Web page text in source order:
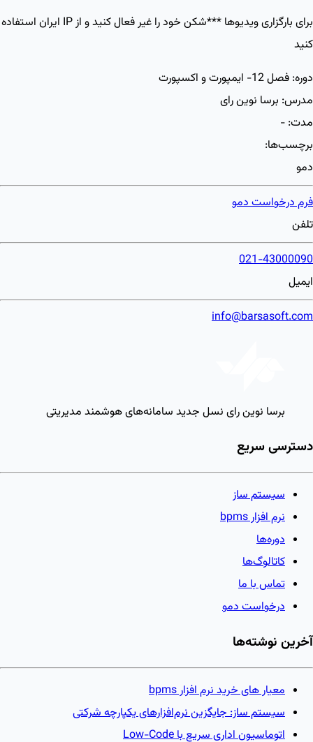
برای بارگزاری ویدیو‌ها ***شکن خود را غیر فعال کنید و از IP ایران استفاده
کنید
دوره: فصل 12- ایمپورت و اکسپورت
مدرس: برسا نوین رای
مدت: -
برچسب‌ها:
دمو
فرم درخواست دمو
تلفن
021-43000090
ایمیل
info@barsasoft.com
برسا نوین رای نسل جدید سامانه‌های هوشمند مدیریتی
دسترسی سریع
سیستم ساز
نرم افزار bpms
دوره‌ها
کاتالوگ‌ها
تماس با ما
درخواست دمو
آخرین نوشته‌ها
معیار های خرید نرم افزار bpms
سیستم ساز: جایگزین نرم‌افزارهای یکپارچه شرکتی
اتوماسیون اداری سریع با Low-Code